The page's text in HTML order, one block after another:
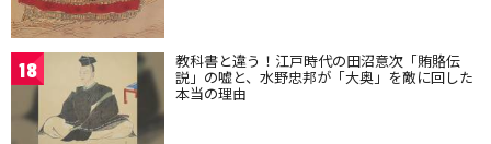
18 教科書と違う！江戸時代の田沼意次「賄賂伝
説」の嘘と、水野忠邦が「大奥」を敵に回した
本当の理由